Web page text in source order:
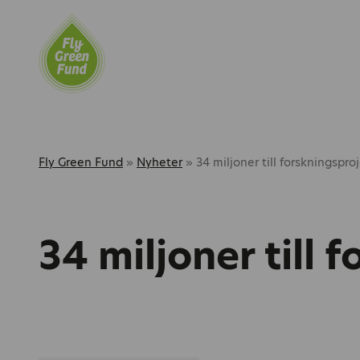
Fly Green Fund » Nyheter » 34 miljoner till
34 miljoner till